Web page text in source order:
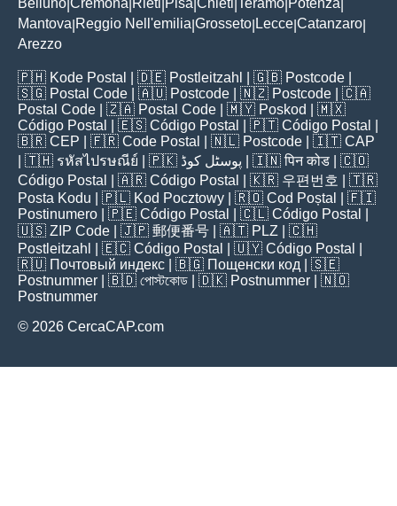
Mantova Reggio Nell'emilia Grosseto Lecce Catanzaro
Arezzo
🇵🇭 Kode Postal | 🇩🇪 Postleitzahl | 🇬🇧 Postcode
🇸🇬 Postal Code | 🇦🇺 Postcode | 🇳🇿 Postcode | 🇨🇦
Postal Code | 🇿🇦 Postal Code | 🇲🇾 Poskod
| 🇲🇽
Código Postal
| 🇪🇸 Código Postal | 🇵🇹 Código Postal
🇧🇷 CEP | 🇫🇷 Code Postal | 🇳🇱 Postcode | 🇮🇹 CAP
| 🇹🇭 รหัสไปรษณีย์ | 🇵🇰 پوسٹل کوڈ | 🇮🇳पिन कोड | 🇨🇴
Código Postal
| 🇦🇷 Código Postal | 🇰🇷 우편번호
| 🇹🇷
Posta Kodu | 🇵🇱 Kod Pocztowy | 🇷🇴 Cod Poștal
| 🇫🇮
Postinumero | 🇵🇪 Código Postal | 🇨🇱 Código Postal
🇺🇸 ZIP Code | 🇯🇵 郵便番号 | 🇦🇹 PLZ | 🇨🇭
Postleitzahl
| 🇪🇨 Código Postal | 🇺🇾 Código Postal
🇷🇺 Почтовый индекс | 🇧🇬 Пощенски код | 🇸🇪
Postnummer | 🇧🇩 পোস্টকোড | 🇩🇰 Postnummer | 🇳🇴
Postnummer
© 2026 CercaCAP.com